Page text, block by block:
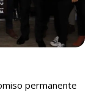
permanente